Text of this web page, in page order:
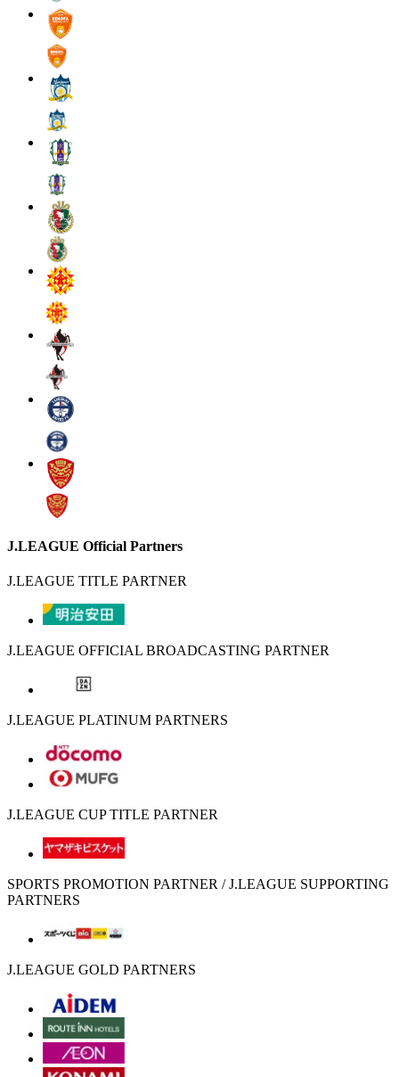
J.LEAGUE Official Partners
J.LEAGUE TITLE PARTNER
J.LEAGUE OFFICIAL BROADCASTING PARTNER
J.LEAGUE PLATINUM PARTNERS
J.LEAGUE CUP TITLE PARTNER
SPORTS PROMOTION PARTNER / J.LEAGUE SUPPORTING
PARTNERS
J.LEAGUE GOLD PARTNERS